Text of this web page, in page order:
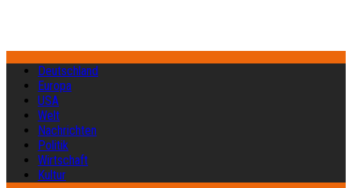
Deutschland
Europa
USA
Welt
Nachrichten
Politik
Wirtschaft
Kultur